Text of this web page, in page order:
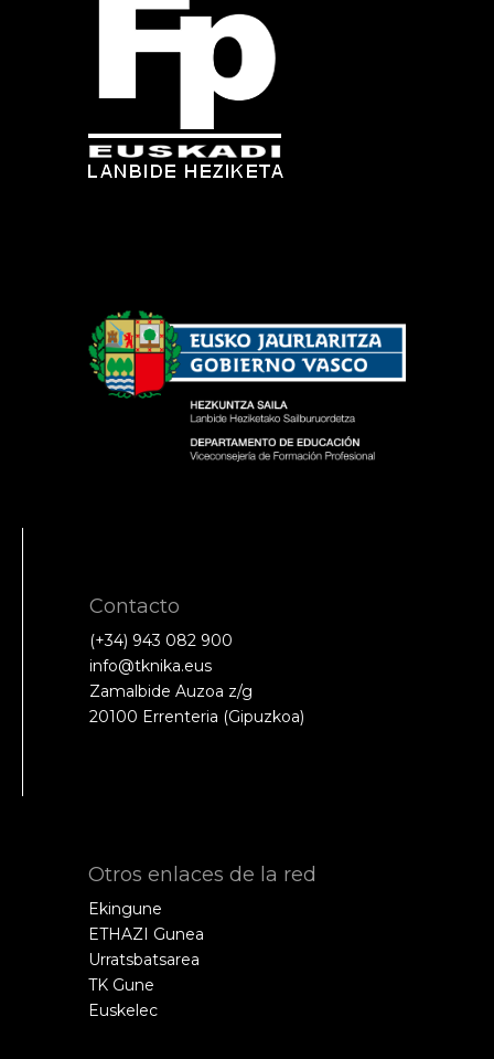
Contacto
(+34) 943 082 900
info@tknika.eus
Zamalbide Auzoa z/g
20100 Errenteria (Gipuzkoa)
Otros enlaces de la red
Ekingune
ETHAZI Gunea
Urratsbatsarea
TK Gune
Euskelec